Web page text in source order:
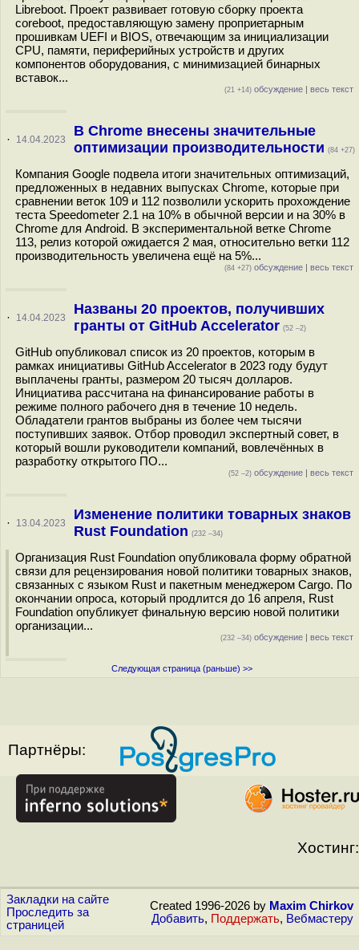
Libreboot. Проект развивает готовую сборку проекта
coreboot, предоставляющую замену проприетарным
прошивкам UEFI и BIOS, отвечающим за инициализации
CPU, памяти, периферийных устройств и других
компонентов оборудования, с минимизацией бинарных
вставок...
(21 +14) обсуждение | весь текст
· 14.04.2023
В Chrome внесены значительные
оптимизации производительности (84 +27)
Компания Google подвела итоги значительных оптимизаций,
предложенных в недавних выпусках Chrome, которые при
сравнении веток 109 и 112 позволили ускорить прохождение
теста Speedometer 2.1 на 10% в обычной версии и на 30% в
Chrome для Android. В экспериментальной ветке Chrome
113, релиз которой ожидается 2 мая, относительно ветки 112
производительность увеличена ещё на 5%...
(84 +27) обсуждение | весь текст
· 14.04.2023
Названы 20 проектов, получивших
гранты от GitHub Accelerator (52 –2)
GitHub опубликовал список из 20 проектов, которым в
рамках инициативы GitHub Accelerator в 2023 году будут
выплачены гранты, размером 20 тысяч долларов.
Инициатива рассчитана на финансирование работы в
режиме полного рабочего дня в течение 10 недель.
Обладатели грантов выбраны из более чем тысячи
поступивших заявок. Отбор проводил экспертный совет, в
который вошли руководители компаний, вовлечённых в
разработку открытого ПО...
(52 –2) обсуждение | весь текст
· 13.04.2023
Изменение политики товарных знаков
Rust Foundation (232 –34)
Организация Rust Foundation опубликовала форму обратной
связи для рецензирования новой политики товарных знаков,
связанных с языком Rust и пакетным менеджером Cargo. По
окончании опроса, который продлится до 16 апреля, Rust
Foundation опубликует финальную версию новой политики
организации...
(232 –34) обсуждение | весь текст
Следующая страница (раньше) >>
Партнёры:
Хостинг:
Закладки на сайте
Проследить за
страницей
Created 1996-2026 by Maxim Chirkov
Добавить, Поддержать, Вебмастеру